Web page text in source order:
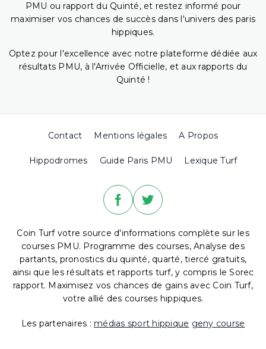
PMU ou rapport du Quinté, et restez informé pour
maximiser vos chances de succès dans l'univers des paris
hippiques.
Optez pour l'excellence avec notre plateforme dédiée aux
résultats PMU, à l'Arrivée Officielle, et aux rapports du
Quinté !
Contact Mentions légales A Propos
Hippodromes Guide Paris PMU Lexique Turf
Coin Turf votre source d'informations complète sur les
courses PMU. Programme des courses, Analyse des
partants, pronostics du quinté, quarté, tiercé gratuits,
ainsi que les résultats et rapports turf, y compris le Sorec
rapport. Maximisez vos chances de gains avec Coin Turf,
votre allié des courses hippiques.
Les partenaires : médias sport hippique geny course